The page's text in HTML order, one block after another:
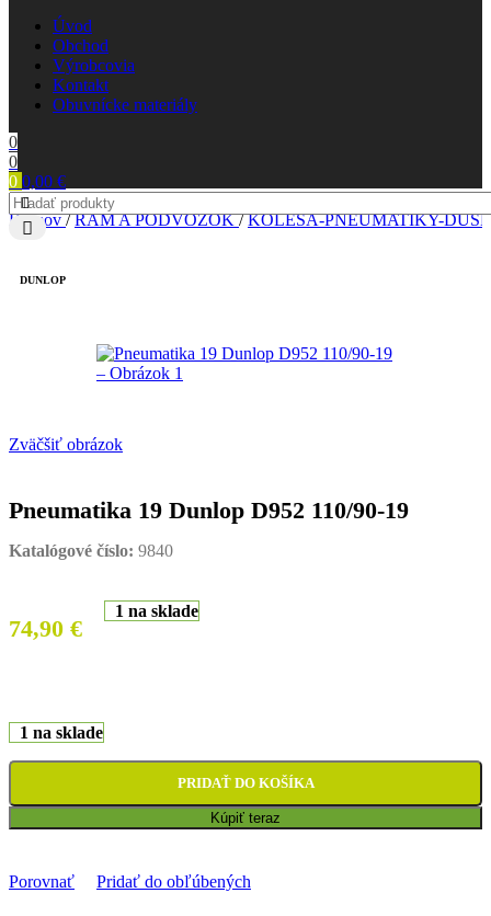
Úvod
Obchod
Výrobcovia
Kontakt
Obuvnícke materiály
0
0
0 0,00 €
Domov/ RÁM A PODVOZOK/ KOLESÁ-PNEUMATIKY-DUŠE
DUNLOP
Zväčšiť obrázok
Pneumatika 19 Dunlop D952 110/90-19
Katalógové číslo: 9840
74,90 €
1 na sklade
1 na sklade
PRIDAŤ DO KOŠÍKA
Kúpiť teraz
Porovnať Pridať do obľúbených